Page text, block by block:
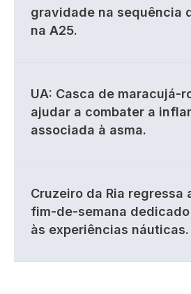
gravidade na sequência
na A25.
UA: Casca de maracujá-
ajudar a combater a
associada à asma.
Cruzeiro da Ria regressa
fim-de-semana
às experiências náuticas.